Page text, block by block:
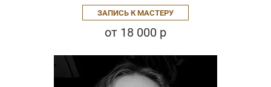
ЗАПИСЬ К МАСТЕРУ
от 18 000 р